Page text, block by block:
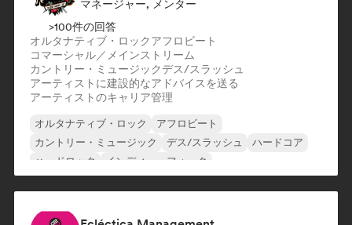
マネージャー, メンター
>100件の回答
オルタナティブ・ロックアフロビート
コマーシャル／メインストリーム
カントリー・ミュージックデス/スラッシュ
アーティストに建設的なアドバイスを送る
アーティストのキャリア管理
オルタナティブ・ロック
アフロビート
カントリー・ミュージック
デス/スラッシュ
ハードコア
ハードロック
インディー・フォーク